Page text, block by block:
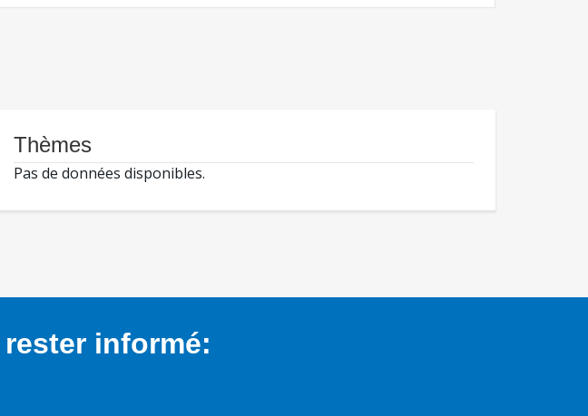
Thèmes
Pas de données disponibles.
informé: